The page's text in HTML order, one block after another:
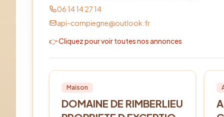
06 14 14 27 14
api-compiegne@outlook.fr
👉 Cliquez pour voir toutes nos annonces
Vente PRO
Maison
DOMAINE DE RIMBERLIEU